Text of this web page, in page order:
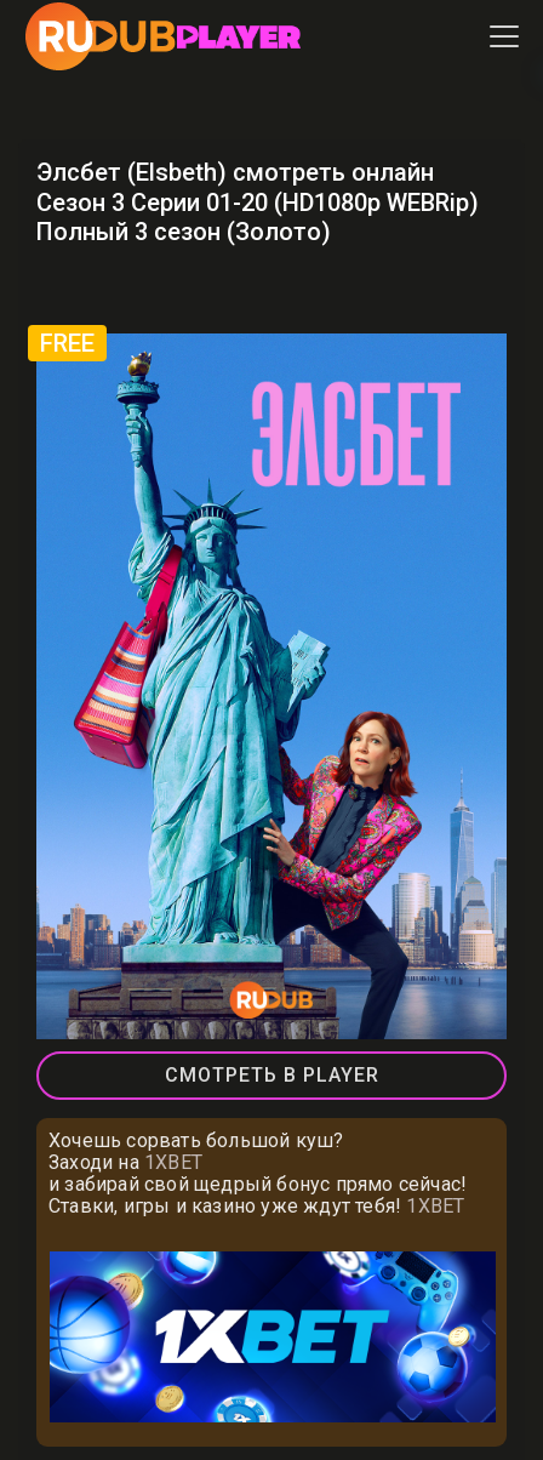
Элсбет (Elsbeth) смотреть онлайн
Сезон 3 Серии 01-20 (HD1080p WEBRip)
Полный 3 сезон (Золото)
FREE
СМОТРЕТЬ В PLAYER
Хочешь сорвать большой куш?
Заходи на 1XBET
и забирай свой щедрый бонус прямо сейчас!
Ставки, игры и казино уже ждут тебя! 1XBET